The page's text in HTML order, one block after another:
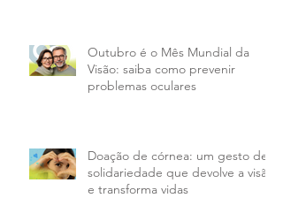
Outubro é o Mês Mundial da
Visão: saiba como prevenir
problemas oculares
Doação de córnea: um gesto de
solidariedade que devolve a visão
e transforma vidas